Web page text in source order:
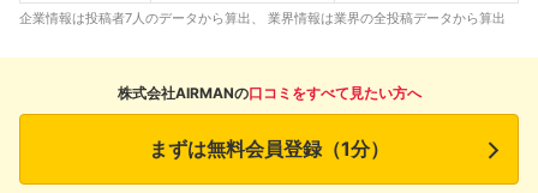
企業情報は投稿者7人のデータから算出、 業界情報は業界の全投稿データから算出
株式会社AIRMANの口コミをすべて見たい方へ
まずは無料会員登録（1分）